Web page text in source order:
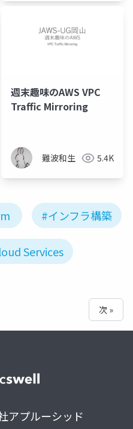
週末趣味のAWS VPC
Traffic Mirroring
難波和生 5.4K
#インフラ構築
Services
次 »
アプルーシッド